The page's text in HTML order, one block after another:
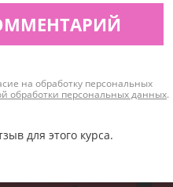
на обработку персональных
обработки персональных данных.
для этого курса.